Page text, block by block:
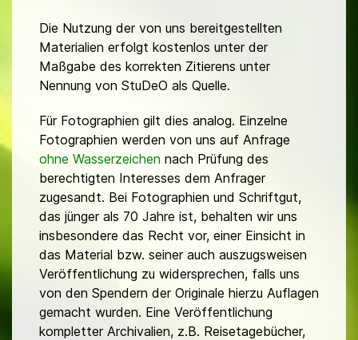
Die Nutzung der von uns bereitgestellten
Materialien erfolgt kostenlos unter der
Maßgabe des korrekten Zitierens unter
Nennung von StuDeO als Quelle.
Für Fotographien gilt dies analog. Einzelne
Fotographien werden von uns auf Anfrage
ohne Wasserzeichen nach Prüfung des
berechtigten Interesses dem Anfrager
zugesandt. Bei Fotographien und Schriftgut,
das jünger als 70 Jahre ist, behalten wir uns
insbesondere das Recht vor, einer Einsicht in
das Material bzw. seiner auch auszugsweisen
Veröffentlichung zu widersprechen, falls uns
von den Spendern der Originale hierzu Auflagen
gemacht wurden. Eine Veröffentlichung
kompletter Archivalien, z.B. Reisetagebücher,